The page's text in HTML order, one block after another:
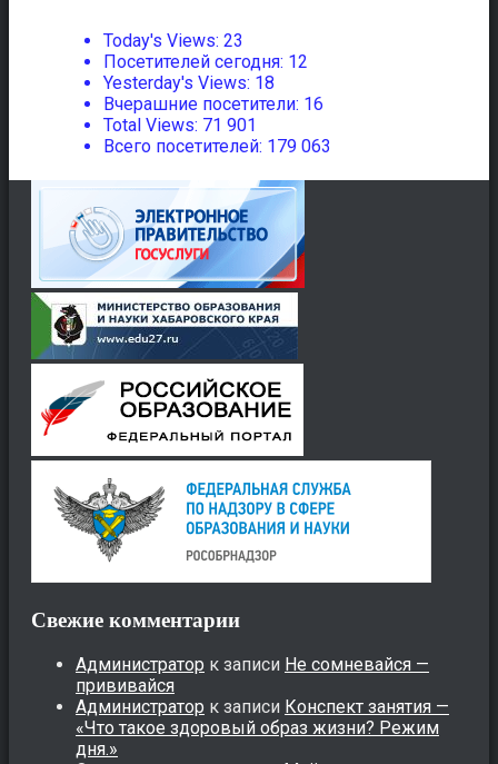
Today's Views: 23
Посетителей сегодня: 12
Yesterday's Views: 18
Вчерашние посетители: 16
Total Views: 71 901
Всего посетителей: 179 063
Свежие комментарии
Администратор к записи Не сомневайся —
прививайся
Администратор к записи Конспект занятия —
«Что такое здоровый образ жизни? Режим
дня.»